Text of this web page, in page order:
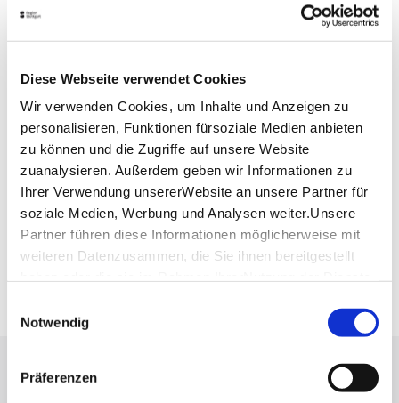
Diese Webseite verwendet Cookies
Wir verwenden Cookies, um Inhalte und Anzeigen zu
personalisieren, Funktionen fürsoziale Medien anbieten
zu können und die Zugriffe auf unsere Website
zuanalysieren. Außerdem geben wir Informationen zu
Ihrer Verwendung unsererWebsite an unsere Partner für
soziale Medien, Werbung und Analysen weiter.Unsere
Partner führen diese Informationen möglicherweise mit
weiteren Datenzusammen, die Sie ihnen bereitgestellt
Impressum
Notwendig
Präferenzen
Lage & Kontakt
71665 Vaihingen an der Enz
Planen Sie Ihre Anreise
Verkehrs- und Tarifverbund Stuttgart GmbH
Fahrplanauskunft des VVS
Deutsche Bahn AG
Fahrplanauskunft der DB
Google Maps
Google Maps Route
Lassen Sie sich inspirieren!